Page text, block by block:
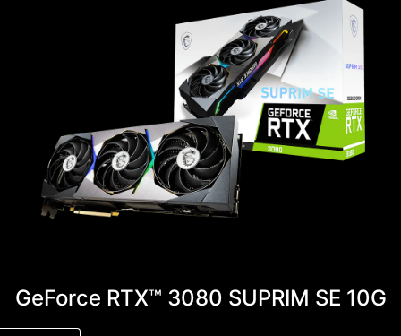
GeForce RTX™ 3080 SUPRIM SE 10G